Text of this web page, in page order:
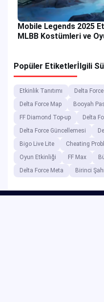
Mobile Legends 2025
MLBB Kostümleri ve
Popüler Etiketler İlgili
Etkinlik Tanıtımı Delta
Delta Force Map
Booyah
FF Diamond Top-up
Delta
Delta Force Güncellemesi
Bigo Live Lite
Cheating
Oyun Etkinliği
FF Max
Delta Force Meta
Birinci